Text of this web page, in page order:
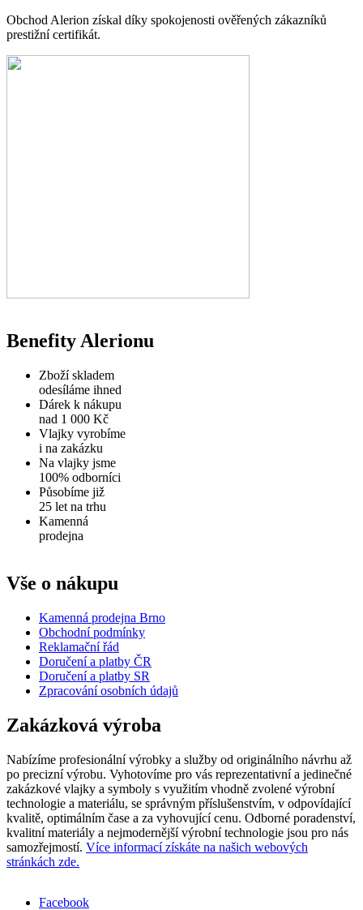
Obchod Alerion získal díky spokojenosti ověřených zákazníků
prestižní certifikát.
Benefity Alerionu
Zboží skladem
odesíláme ihned
Dárek k nákupu
nad 1 000 Kč
Vlajky vyrobíme
i na zakázku
Na vlajky jsme
100% odborníci
Působíme již
25 let na trhu
Kamenná
prodejna
Vše o nákupu
Kamenná prodejna Brno
Obchodní podmínky
Reklamační řád
Doručení a platby ČR
Doručení a platby SR
Zpracování osobních údajů
Zakázková výroba
Nabízíme profesionální výrobky a služby od originálního návrhu až
po precizní výrobu. Vyhotovíme pro vás reprezentativní a jedinečné
zakázkové vlajky a symboly s využitím vhodně zvolené výrobní
technologie a materiálu, se správným příslušenstvím, v odpovídající
kvalitě, optimálním čase a za vyhovující cenu. Odborné poradenství,
kvalitní materiály a nejmodernější výrobní technologie jsou pro nás
samozřejmostí. Více informací získáte na našich webových
stránkách zde.
Facebook